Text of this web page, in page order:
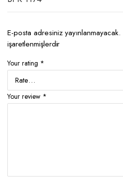
E-posta adresiniz yayınlanmayacak.
işaretlenmişlerdir
Your rating *
Your review *